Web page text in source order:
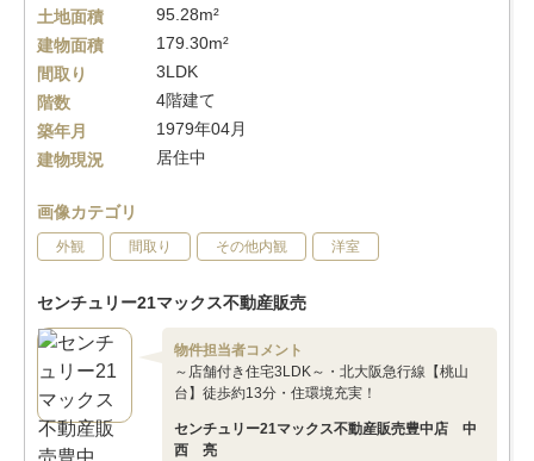
土地面積
95.28m²
建物面積
179.30m²
間取り
3LDK
階数
4階建て
築年月
1979年04月
建物現況
居住中
画像カテゴリ
外観 間取り その他内観 洋室
センチュリー21マックス不動産販売
物件担当者コメント
～店舗付き住宅3LDK～・北大阪急行線【桃山
台】徒歩約13分・住環境充実！
センチュリー21マックス不動産販売豊中店 中
西 亮